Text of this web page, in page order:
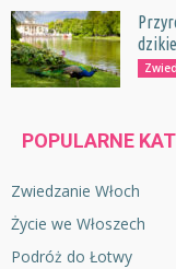
POPULARNE
Zwiedzanie Włoch
Życie we Włoszech
Podróż do Łotwy